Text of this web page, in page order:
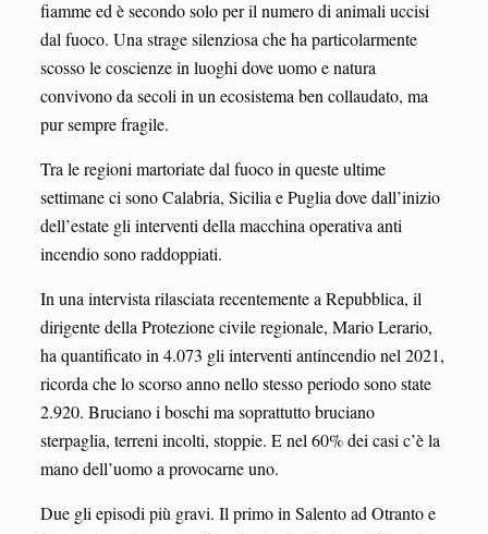
fiamme ed è secondo solo per il numero di animali uccisi
dal fuoco. Una strage silenziosa che ha particolarmente
scosso le coscienze in luoghi dove uomo e natura
convivono da secoli in un ecosistema ben collaudato, ma
pur sempre fragile.
Tra le regioni martoriate dal fuoco in queste ultime
settimane ci sono Calabria, Sicilia e Puglia dove dall’inizio
dell’estate gli interventi della macchina operativa anti
incendio sono raddoppiati.
In una intervista rilasciata recentemente a Repubblica, il
dirigente della Protezione civile regionale, Mario Lerario,
ha quantificato in 4.073 gli interventi antincendio nel 2021,
ricorda che lo scorso anno nello stesso periodo sono state
2.920. Bruciano i boschi ma soprattutto bruciano
sterpaglia, terreni incolti, stoppie. E nel 60% dei casi c’è la
mano dell’uomo a provocarne uno.
Due gli episodi più gravi. Il primo in Salento ad Otranto e